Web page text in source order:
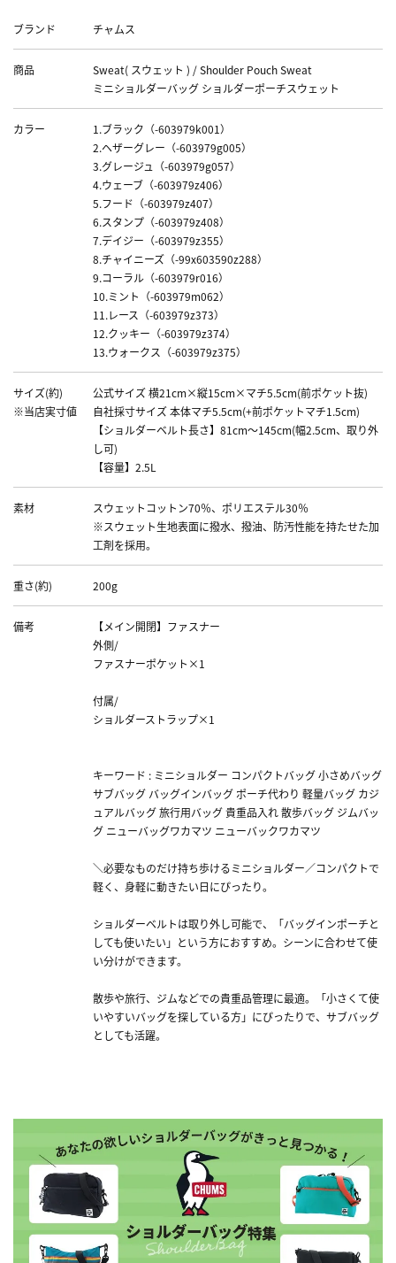
ブランド
チャムス
商品
Sweat( スウェット ) / Shoulder Pouch Sweat
ミニショルダーバッグ ショルダーポーチスウェット
カラー
1.ブラック（-603979k001）
2.ヘザーグレー（-603979g005）
3.グレージュ（-603979g057）
4.ウェーブ（-603979z406）
5.フード（-603979z407）
6.スタンプ（-603979z408）
7.デイジー（-603979z355）
8.チャイニーズ（-99x603590z288）
9.コーラル（-603979r016）
10.ミント（-603979m062）
11.レース（-603979z373）
12.クッキー（-603979z374）
13.ウォークス（-603979z375）
サイズ(約)
※当店実寸値
公式サイズ 横21cm×縦15cm×マチ5.5cm(前ポケット抜)
自社採寸サイズ 本体マチ5.5cm(+前ポケットマチ1.5cm)
【ショルダーベルト長さ】81cm～145cm(幅2.5cm、取り外
し可)
【容量】2.5L
素材
スウェットコットン70％、ポリエステル30％
※スウェット生地表面に撥水、撥油、防汚性能を持たせた加
工剤を採用。
重さ(約) 200g
備考
【メイン開閉】ファスナー
外側/
ファスナーポケット×1
付属/
ショルダーストラップ×1
キーワード : ミニショルダー コンパクトバッグ 小さめバッグ
サブバッグ バッグインバッグ ポーチ代わり 軽量バッグ カジ
ュアルバッグ 旅行用バッグ 貴重品入れ 散歩バッグ ジムバッ
グ ニューバッグワカマツ ニューバックワカマツ
＼必要なものだけ持ち歩けるミニショルダー／コンパクトで
軽く、身軽に動きたい日にぴったり。
ショルダーベルトは取り外し可能で、「バッグインポーチと
しても使いたい」という方におすすめ。シーンに合わせて使
い分けができます。
散歩や旅行、ジムなどでの貴重品管理に最適。「小さくて使
いやすいバッグを探している方」にぴったりで、サブバッグ
としても活躍。